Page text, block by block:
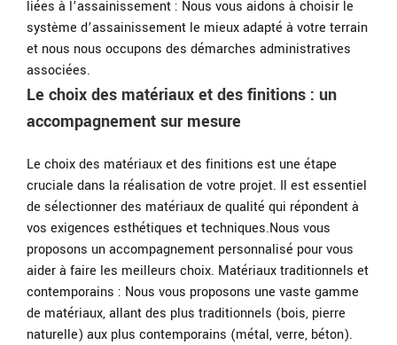
liées à l’assainissement : Nous vous aidons à choisir le
système d’assainissement le mieux adapté à votre terrain
et nous nous occupons des démarches administratives
associées.
Le choix des matériaux et des finitions : un
accompagnement sur mesure
Le choix des matériaux et des finitions est une étape
cruciale dans la réalisation de votre projet. Il est essentiel
de sélectionner des matériaux de qualité qui répondent à
vos exigences esthétiques et techniques.Nous vous
proposons un accompagnement personnalisé pour vous
aider à faire les meilleurs choix. Matériaux traditionnels et
contemporains : Nous vous proposons une vaste gamme
de matériaux, allant des plus traditionnels (bois, pierre
naturelle) aux plus contemporains (métal, verre, béton).